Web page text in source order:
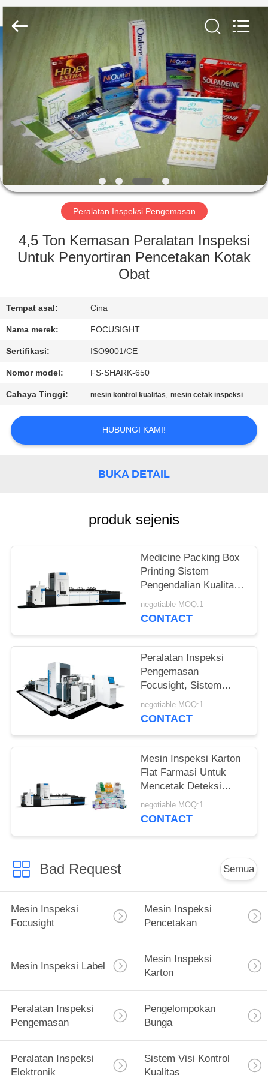
RUMAH
PRODUK
TENTANG
KAMI
TUR
PABRIK
KONTROL
HUBUNGI
KAMI
BERITA
PENAWARAN
Focusight
Co.,Ltd.
All
Peralatan Inspeksi Pengemasan
4,5 Ton Kemasan Peralatan Inspeksi
Untuk Penyortiran Pencetakan Kotak
Obat
Tempat asal: Cina
Nama merek: FOCUSIGHT
Sertifikasi: ISO9001/CE
Nomor model: FS-SHARK-650
Cahaya Tinggi: mesin kontrol kualitas,mesin cetak inspeksi
HUBUNGI KAMI!
BUKA DETAIL
produk sejenis
Medicine Packing Box
Printing Sistem
Pengendalian Kualitas
Visi Model Shark-500
negotiable MOQ:1
CONTACT
Peralatan Inspeksi
Pengemasan
Focusight, Sistem
Inspeksi Cetak Karton
Makan Ganda
negotiable MOQ:1
CONTACT
Mesin Inspeksi Karton
Flat Farmasi Untuk
Mencetak Deteksi
Cacat
negotiable MOQ:1
CONTACT
Bad Request Semua
Mesin Inspeksi
Focusight
Mesin Inspeksi
Pencetakan
Mesin Inspeksi Label
Mesin Inspeksi
Karton
Peralatan Inspeksi
Pengemasan
Pengelompokan
Bunga
Peralatan Inspeksi
Elektronik
Sistem Visi Kontrol
Kualitas